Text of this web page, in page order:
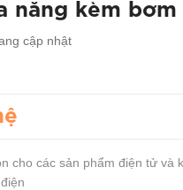
năng kèm bơm
cập nhật
cho các sản phẩm điện tử và